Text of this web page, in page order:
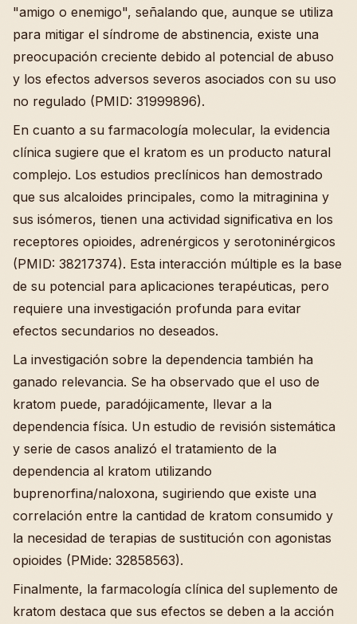
"amigo o enemigo", señalando que, aunque se utiliza
para mitigar el síndrome de abstinencia, existe una
preocupación creciente debido al potencial de abuso
y los efectos adversos severos asociados con su uso
no regulado (PMID: 31999896).
En cuanto a su farmacología molecular, la evidencia
clínica sugiere que el kratom es un producto natural
complejo. Los estudios preclínicos han demostrado
que sus alcaloides principales, como la mitraginina y
sus isómeros, tienen una actividad significativa en los
receptores opioides, adrenérgicos y serotoninérgicos
(PMID: 38217374). Esta interacción múltiple es la base
de su potencial para aplicaciones terapéuticas, pero
requiere una investigación profunda para evitar
efectos secundarios no deseados.
La investigación sobre la dependencia también ha
ganado relevancia. Se ha observado que el uso de
kratom puede, paradójicamente, llevar a la
dependencia física. Un estudio de revisión sistemática
y serie de casos analizó el tratamiento de la
dependencia al kratom utilizando
buprenorfina/naloxona, sugiriendo que existe una
correlación entre la cantidad de kratom consumido y
la necesidad de terapias de sustitución con agonistas
opioides (PMide: 32858563).
Finalmente, la farmacología clínica del suplemento de
kratom destaca que sus efectos se deben a la acción